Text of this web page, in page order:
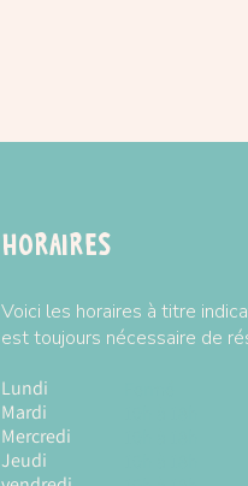
Horaires
Voici les horaires à titre
est toujours nécessaire de
Lundi
Mardi
Mercredi
Jeudi